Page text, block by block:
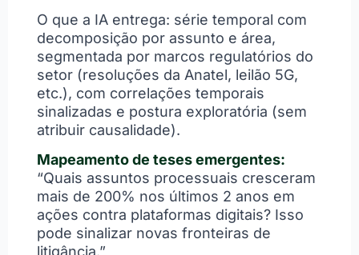
O que a IA entrega: série temporal com
decomposição por assunto e área,
segmentada por marcos regulatórios do
setor (resoluções da Anatel, leilão 5G,
etc.), com correlações temporais
sinalizadas e postura exploratória (sem
atribuir causalidade).
Mapeamento de teses emergentes:
“Quais assuntos processuais cresceram
mais de 200% nos últimos 2 anos em
ações contra plataformas digitais? Isso
pode sinalizar novas fronteiras de
litigância.”